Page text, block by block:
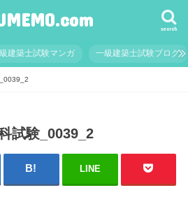
search
建築士試験マンガ 一級建築士試験ブログ
試験_0039_2
LINE